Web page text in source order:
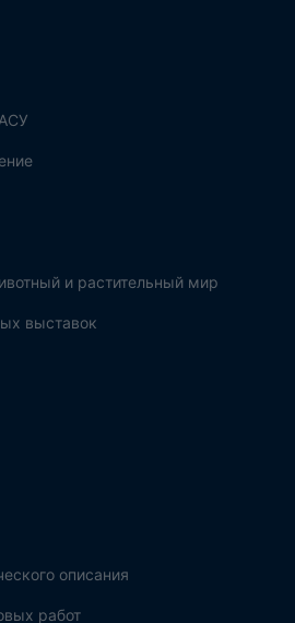
и растительный мир
выставок
описания
работ